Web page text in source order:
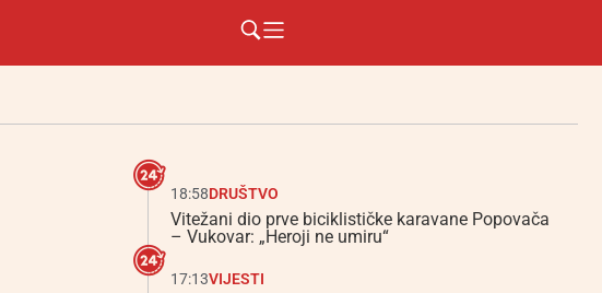
18:58DRUŠTVO
Vitežani dio prve biciklističke karavane Popovača
– Vukovar: „Heroji ne umiru“
17:13VIJESTI